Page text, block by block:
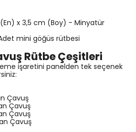
x 3,5 cm (Boy) - Minyatür
mini göğüs rütbesi
Rütbe Çeşitleri
işaretini panelden tek seçenek
Çavuş
Çavuş
Çavuş
Çavuş